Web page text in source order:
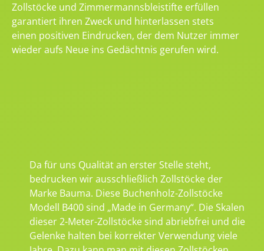
Zollstöcke und Zimmermannsbleistifte erfüllen
garantiert ihren Zweck und hinterlassen stets
einen positiven Eindrucken, der dem Nutzer immer
wieder aufs Neue ins Gedächtnis gerufen wird.
Da für uns Qualität an erster Stelle steht,
bedrucken wir ausschließlich Zollstöcke der
Marke Bauma. Diese Buchenholz-Zollstöcke
Modell B400 sind „Made in Germany“. Die Skalen
dieser 2-Meter-Zollstöcke sind abriebfrei und die
Gelenke halten bei korrekter Verwendung viele